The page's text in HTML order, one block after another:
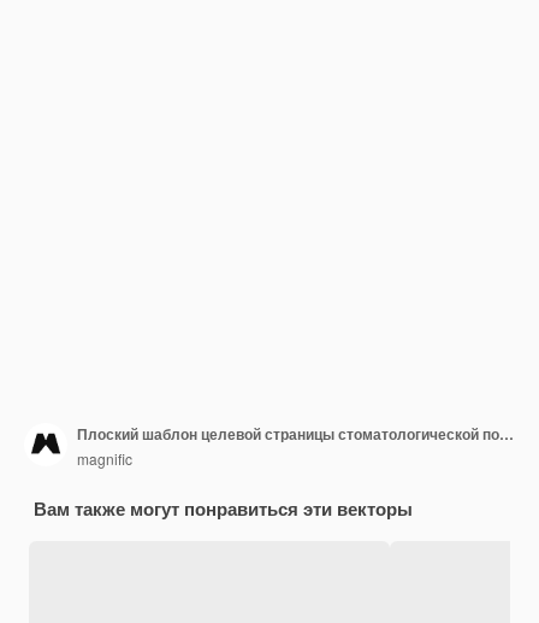
Плоский шаблон целевой страницы стоматологической помощи
magnific
Вам также могут понравиться эти векторы